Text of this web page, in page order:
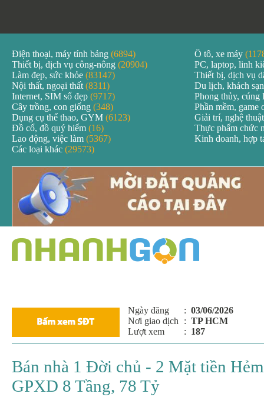
Điện thoại, máy tính bảng (6894) Ô tô, xe máy
Thiết bị, dịch vụ công-nông (20904)
PC, laptop, linh
Làm đẹp, sức khỏe (83147)
Thiết bị, dịch vụ
Nội thất, ngoại thất (8311)
Du lịch, khách
Internet, SIM số đẹp (9717)
Phong thủy, cúng
Cây trồng, con giống (348)
Phần mềm, game
Dụng cụ thể thao, GYM (6123)
Giải trí, nghệ
Đồ cổ, đồ quý hiếm (16)
Thực phẩm chức
Lao động, việc làm (5367)
Kinh doanh, hợp
Các loại khác (29573)
Ngày đăng : 03/06/2026
Nơi giao dịch : TP HCM
Lượt xem
: 187
Bán nhà 1 Đời chủ - 2 Mặt tiền
GPXD 8 Tầng, 78 Tỷ